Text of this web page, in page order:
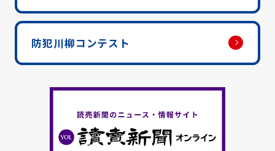
防犯川柳コンテスト